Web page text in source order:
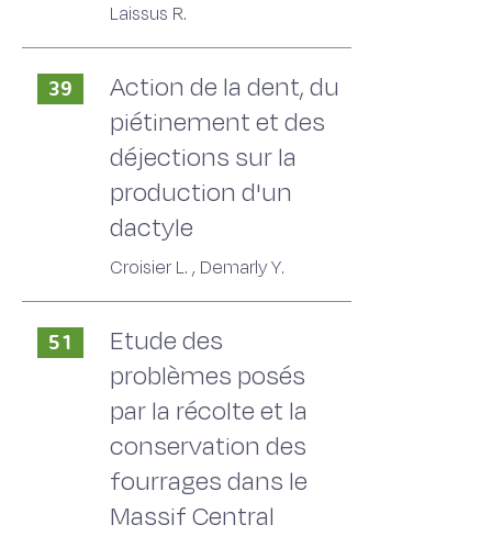
Laissus R.
39
Action de la dent, du
piétinement et des
déjections sur la
production d'un
dactyle
Croisier L. , Demarly Y.
51
Etude des
problèmes posés
par la récolte et la
conservation des
fourrages dans le
Massif Central